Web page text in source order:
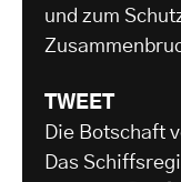
und zum
TWEET
Die Botschaft
Das